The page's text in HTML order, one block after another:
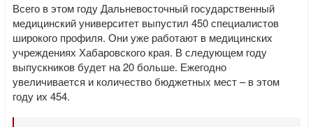
Всего в этом году Дальневосточный государственный
медицинский университет выпустил 450 специалистов
широкого профиля. Они уже работают в медицинских
учреждениях Хабаровского края. В следующем году
выпускников будет на 20 больше. Ежегодно
увеличивается и количество бюджетных мест – в этом
году их 454.